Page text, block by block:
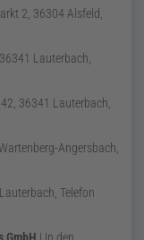
2 36304 Alsfeld
36341 Lauterbach
36341 Lauterbach
Angersbach
Lauterbach , Telefon